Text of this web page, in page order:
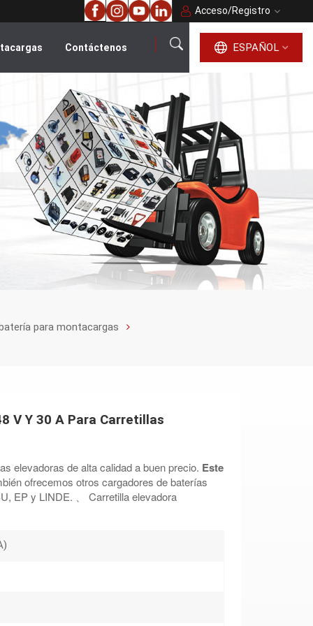
Acceso/Registro
Contáctenos ESPAÑOL
español
English
français
русский
português
العربية
para montacargas
V Y 30 A Para Carretillas
elevadoras de alta calidad a buen precio. Este
ofrecemos otros cargadores de baterías
EP y LINDE.
Carretilla elevadora